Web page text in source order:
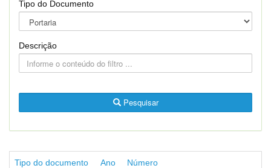
Tipo do Documento
Descrição
Pesquisar
Tipo do documento Ano Número